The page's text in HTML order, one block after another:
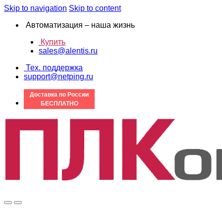
Skip to navigation Skip to content
Автоматизация – наша жизнь
Купить
sales@alentis.ru
Тех. поддержка
support@netping.ru
Доставка по России
БЕСПЛАТНО